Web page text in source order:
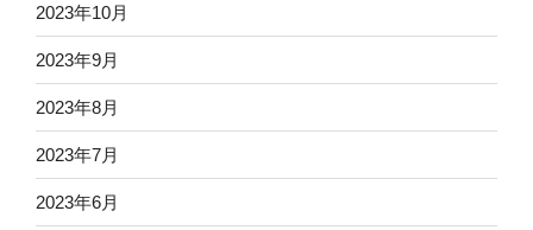
2023年10月
2023年9月
2023年8月
2023年7月
2023年6月